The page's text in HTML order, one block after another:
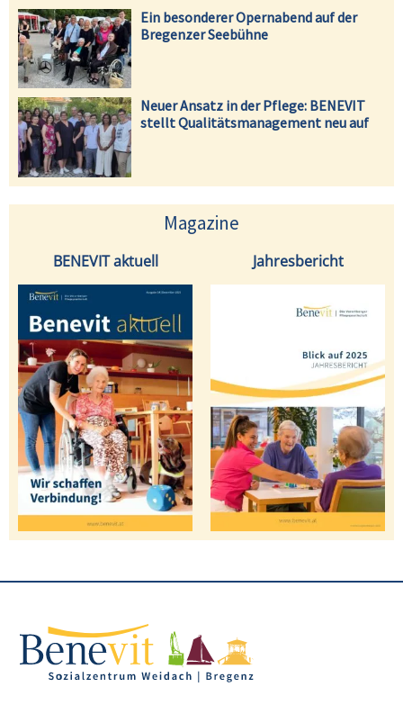
Ein besonderer Opernabend auf der
Bregenzer Seebühne
Neuer Ansatz in der Pflege: BENEVIT
stellt Qualitätsmanagement neu auf
Magazine
BENEVIT aktuell Jahresbericht